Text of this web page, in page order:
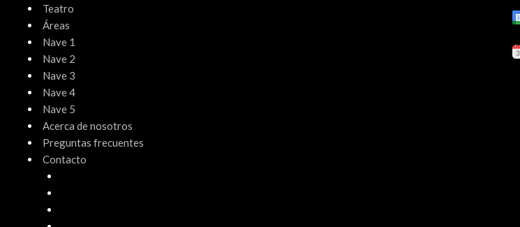
Teatro
Áreas
Nave 1
Nave 2
Nave 3
Nave 4
Nave 5
Acerca de nosotros
Preguntas frecuentes
Contacto